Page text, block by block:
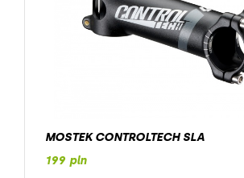
MOSTEK CONTROLTECH SLA
199 pln